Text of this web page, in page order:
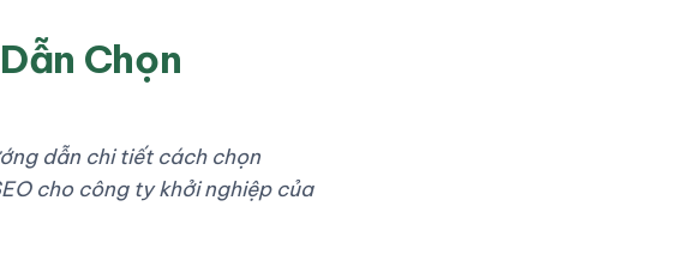
Chọn
dẫn chi tiết cách chọn
cho công ty khởi nghiệp của